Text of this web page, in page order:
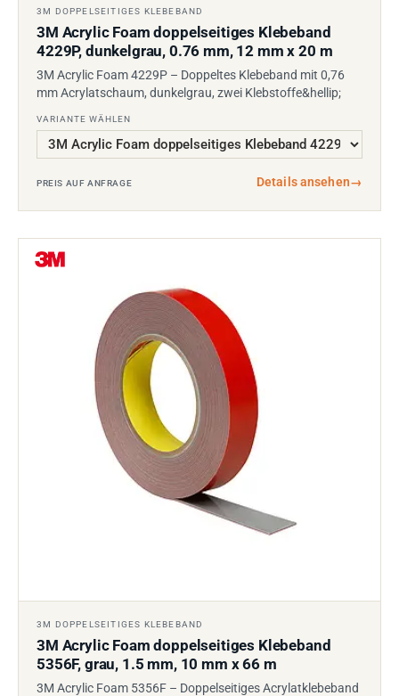
3M DOPPELSEITIGES KLEBEBAND
3M Acrylic Foam doppelseitiges Klebeband
4229P, dunkelgrau, 0.76 mm, 12 mm x 20 m
3M Acrylic Foam 4229P – Doppeltes Klebeband mit 0,76
mm Acrylatschaum, dunkelgrau, zwei Klebstoffe&hellip;
VARIANTE WÄHLEN
PREIS AUF ANFRAGE Details ansehen→
3M DOPPELSEITIGES KLEBEBAND
3M Acrylic Foam doppelseitiges Klebeband
5356F, grau, 1.5 mm, 10 mm x 66 m
3M Acrylic Foam 5356F – Doppelseitiges Acrylatklebeband